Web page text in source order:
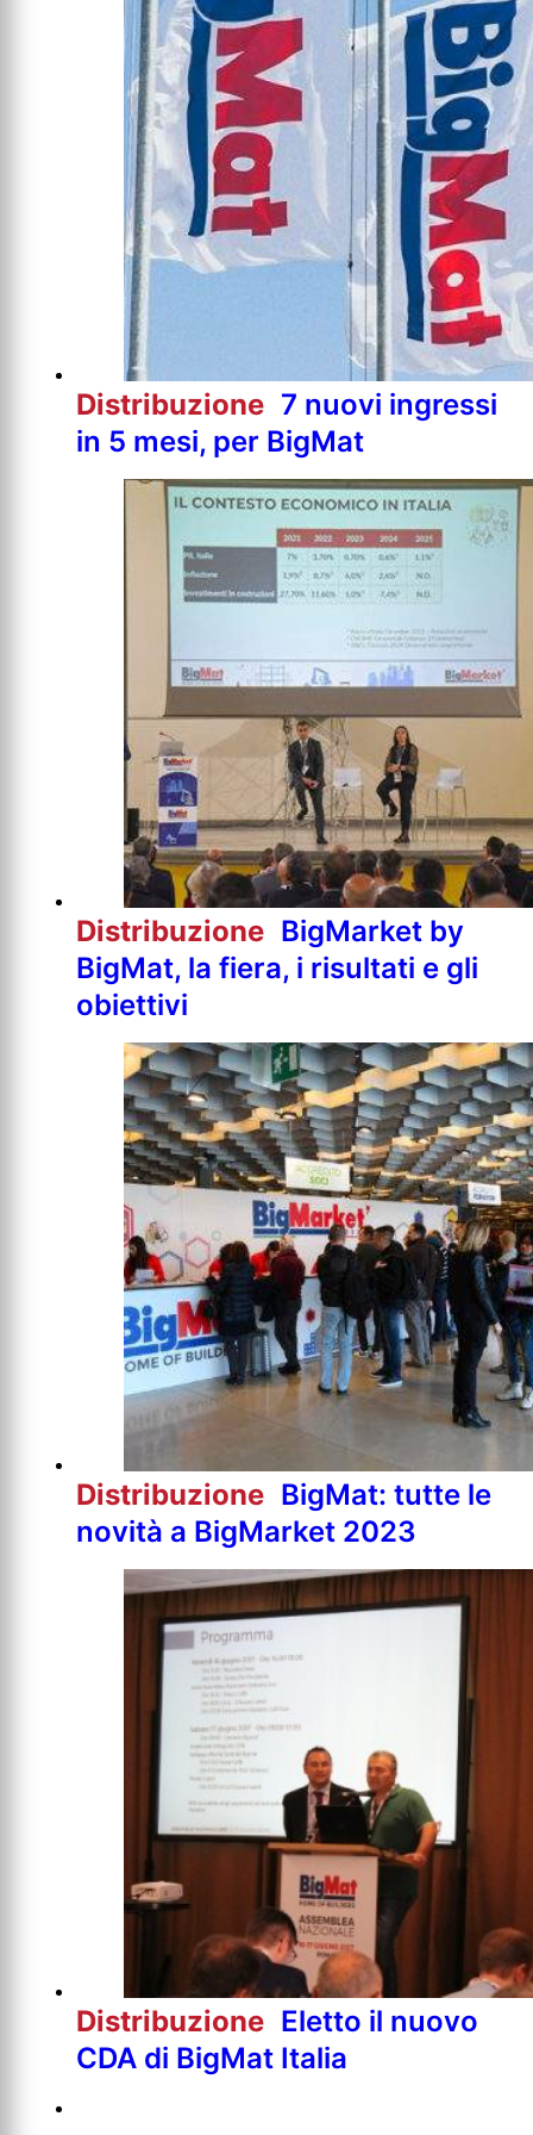
Distribuzione 7 nuovi ingressi
in 5 mesi, per BigMat
Distribuzione BigMarket by
BigMat, la fiera, i risultati e gli
obiettivi
Distribuzione BigMat: tutte le
novità a BigMarket 2023
Distribuzione Eletto il nuovo
CDA di BigMat Italia